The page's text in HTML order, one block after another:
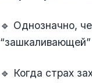
🔹 Однозначно,
“зашкаливающей”
🔹 Когда страх